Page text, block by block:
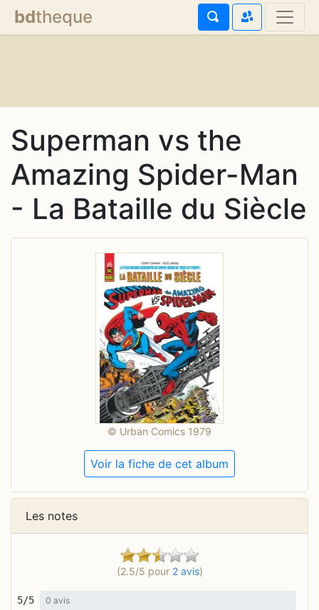
bdtheque
Superman vs the
Amazing Spider-Man
- La Bataille du Siècle
© Urban Comics 1979
Voir la fiche de cet album
Les notes
(2.5/5 pour 2 avis)
5/5 0 avis